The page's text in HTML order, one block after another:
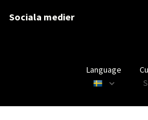
Sociala medier
Language